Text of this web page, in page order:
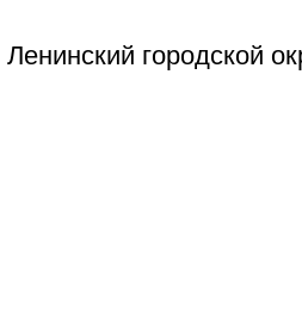
городской